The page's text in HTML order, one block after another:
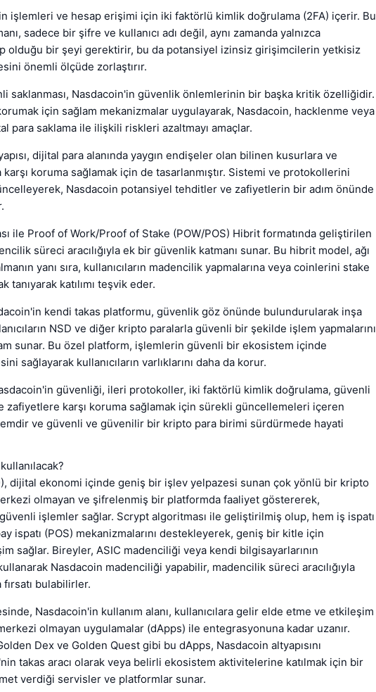
işlemleri ve hesap erişimi için iki faktörlü kimlik doğrulama (2FA) içerir. Bu
sadece bir şifre ve kullanıcı adı değil, aynı zamanda yalnızca
olduğu bir şeyi gerektirir, bu da potansiyel izinsiz girişimcilerin yetkisiz
önemli ölçüde zorlaştırır.
saklanması, Nasdacoin'in güvenlik önlemlerinin bir başka kritik özelliğidir.
için sağlam mekanizmalar uygulayarak, Nasdacoin, hacklenme veya
para saklama ile ilişkili riskleri azaltmayı amaçlar.
dijital para alanında yaygın endişeler olan bilinen kusurlara ve
karşı koruma sağlamak için de tasarlanmıştır. Sistemi ve protokollerini
Nasdacoin potansiyel tehditler ve zafiyetlerin bir adım önünde
ile Proof of Work/Proof of Stake (POW/POS) Hibrit formatında geliştirilen
süreci aracılığıyla ek bir güvenlik katmanı sunar. Bu hibrit model, ağı
yanı sıra, kullanıcıların madencilik yapmalarına veya coinlerini stake
tanıyarak katılımı teşvik eder.
kendi takas platformu, güvenlik göz önünde bulundurularak inşa
NSD ve diğer kripto paralarla güvenli bir şekilde işlem yapmalarını
sunar. Bu özel platform, işlemlerin güvenli bir ekosistem içinde
sağlayarak kullanıcıların varlıklarını daha da korur.
güvenliği, ileri protokoller, iki faktörlü kimlik doğrulama, güvenli
zafiyetlere karşı koruma sağlamak için sürekli güncellemeleri içeren
ve güvenli ve güvenilir bir kripto para birimi sürdürmede hayati
dijital ekonomi içinde geniş bir işlev yelpazesi sunan çok yönlü bir kripto
olmayan ve şifrelenmiş bir platformda faaliyet göstererek,
güvenli işlemler sağlar. Scrypt algoritması ile geliştirilmiş olup, hem iş ispatı
ispatı (POS) mekanizmalarını destekleyerek, geniş bir kitle için
sağlar. Bireyler, ASIC madenciliği veya kendi bilgisayarlarının
Nasdacoin madenciliği yapabilir, madencilik süreci aracılığıyla
bulabilirler.
Nasdacoin'in kullanım alanı, kullanıcılara gelir elde etme ve etkileşim
olmayan uygulamalar (dApps) ile entegrasyonuna kadar uzanır.
Dex ve Golden Quest gibi bu dApps, Nasdacoin altyapısını
takas aracı olarak veya belirli ekosistem aktivitelerine katılmak için bir
verdiği servisler ve platformlar sunar.